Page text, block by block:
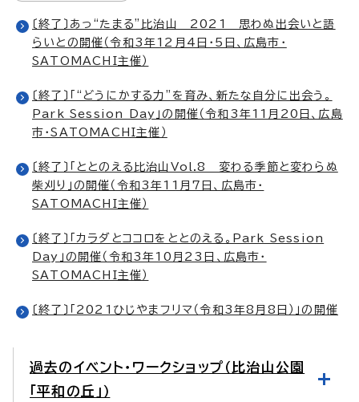
〔終了〕あっ“たまる”比治山 2021 思わぬ出会いと語
らいとの開催（令和3年12月4日・5日、広島市・
SATOMACHI主催）
〔終了〕「“どうにかする力”を育み、新たな自分に出会う。
Park Session Day」の開催（令和3年11月20日、広島
市・SATOMACHI主催）
〔終了〕「ととのえる比治山Vol.8 変わる季節と変わらぬ
柴刈り」の開催（令和3年11月7日、広島市・
SATOMACHI主催）
〔終了〕「カラダとココロをととのえる。Park Session
Day」の開催（令和3年10月23日、広島市・
SATOMACHI主催）
〔終了〕「2021ひじやまフリマ（令和3年8月8日）」の開催
過去のイベント・ワークショップ（比治山公園
「平和の丘」）